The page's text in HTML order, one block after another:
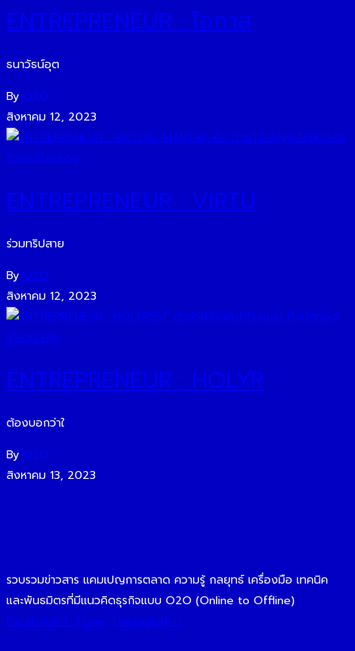
ENTREPRENEUR : โอกาส
ธนาวัธน์อุต
By O2O
สิงหาคม 12, 2023
ENTREPRENEUR : VIRTU
ร่วมทริปสาย
By O2O
สิงหาคม 12, 2023
ENTREPRENEUR : HOLYR
ต้องบอกว่าใ
By O2O
สิงหาคม 13, 2023
รวบรวมข่าวสาร แคมเปญการตลาด ความรู้ กลยุทธ์ เครื่องมือ เทคนิค
และพันธมิตรที่มีแนวคิดธุรกิจแบบ O2O (Online to Offline)
Facebook-f
Line Instagram